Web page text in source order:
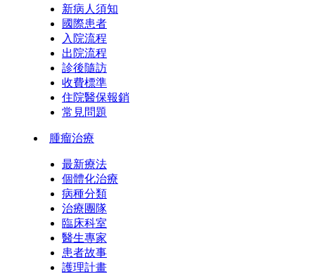
新病人須知
國際患者
入院流程
出院流程
診後隨訪
收費標準
住院醫保報銷
常見問題
腫瘤治療
最新療法
個體化治療
病種分類
治療團隊
臨床科室
醫生專家
患者故事
護理計畫